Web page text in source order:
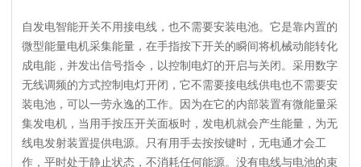
自发电智能开关不用接电线，也不需要安装电池。它是靠内置的
微型能量电机采集能量，在手指按下开关的瞬间将机械动能转化
成电能，并发出信号指令，以控制电灯的开启与关闭。采用数字
无线调频的方式控制电灯开闭，它不需要接电线供电也不需要安
装电池，可以一劳永逸的工作。因为在它的内部装置有微能量采
集发电机，当用手按压开关面板时，发电机就会产生能量，为无
线电发射装置提供电源。只有用手去按按键时，无电通才会工
作，平时处于静止状态，不消耗任何能源。没有电线与电池的束